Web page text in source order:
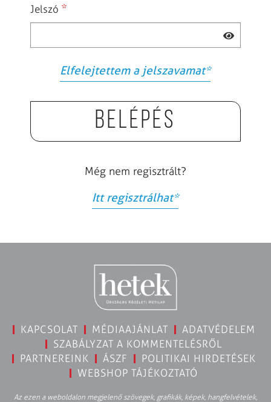
Jelszó *
Elfelejtettem a jelszavamat*
Belépés
Még nem regisztrált?
Itt regisztrálhat*
KAPCSOLAT MÉDIAAJÁNLAT
ADATVÉDELEM
SZABÁLYZAT A KOMMENTELÉSRŐL
PARTNEREINK
ÁSZF
POLITIKAI HIRDETÉSEK
WEBSHOP TÁJÉKOZTATÓ
Az ezen a weboldalon megjelenő szövegek, grafikák, képek, hangfelvételek,